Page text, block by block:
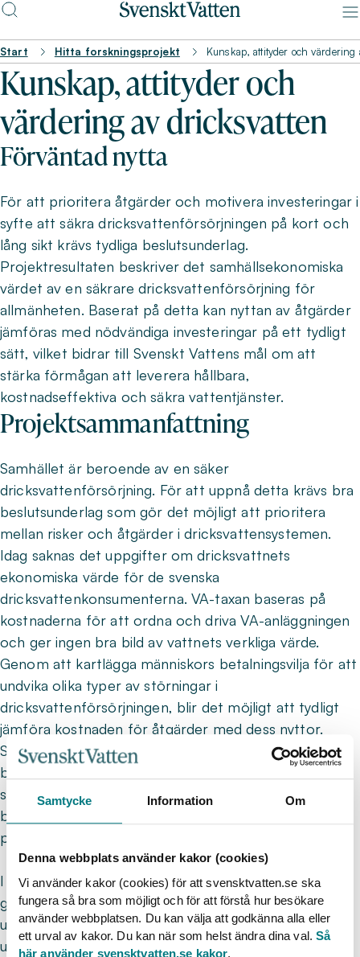
Samtycke Information Om
Denna webbplats använder kakor (cookies)
Vi använder kakor (cookies) för att svensktvatten.se ska
fungera så bra som möjligt och för att förstå hur besökare
använder webbplatsen. Du kan välja att godkänna alla eller
ett urval av kakor. Du kan när som helst ändra dina val.Så
här använder svensktvatten.se kakor.
Start Hitta forskningsprojekt Kunskap, attityder och värdering
Kunskap, attityder och
värdering av dricksvatten
Förväntad nytta
För att prioritera åtgärder och motivera investeringar i
syfte att säkra dricksvattenförsörjningen på kort och
lång sikt krävs tydliga beslutsunderlag.
Projektresultaten beskriver det samhällsekonomiska
värdet av en säkrare dricksvattenförsörjning för
allmänheten. Baserat på detta kan nyttan av åtgärder
jämföras med nödvändiga investeringar på ett tydligt
sätt, vilket bidrar till Svenskt Vattens mål om att
stärka förmågan att leverera hållbara,
kostnadseffektiva och säkra vattentjänster.
Projektsammanfattning
Samhället är beroende av en säker
dricksvattenförsörjning. För att uppnå detta krävs bra
beslutsunderlag som gör det möjligt att prioritera
mellan risker och åtgärder i dricksvattensystemen.
Idag saknas det uppgifter om dricksvattnets
ekonomiska värde för de svenska
dricksvattenkonsumenterna. VA-taxan baseras på
kostnaderna för att ordna och driva VA-anläggningen
och ger ingen bra bild av vattnets verkliga värde.
Genom att kartlägga människors betalningsvilja för att
undvika olika typer av störningar i
dricksvattenförsörjningen, blir det möjligt att tydligt
jämföra kostnaden för åtgärder med dess nyttor.
Syftet med detta projekt är att ta fram och för VA-
branschen tillgängliggöra information om de nyttor
som förbättringsåtgärder ger upphov till. Resultaten
baseras delvis på information som samlats in i
projektet WaterPlan, finansierat av Formas.
I WaterPlan har en nationell betalningsviljestudie
genomförts där människor med kommunalt vatten
uppskattat vad de skulle vara villiga att betala för att
undvika olika typer av störningar i